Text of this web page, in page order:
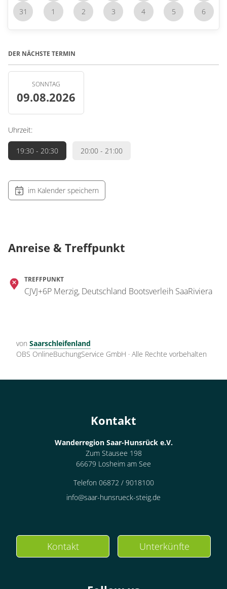
31 1 2 3 4 5 6
DER NÄCHSTE TERMIN
SONNTAG
09.08.2026
Uhrzeit:
19:30 - 20:30 20:00 - 21:00
im Kalender speichern
Anreise & Treffpunkt
TREFFPUNKT
CJVJ+6P Merzig, Deutschland Bootsverleih SaaRiviera
von Saarschleifenland
OBS OnlineBuchungService GmbH · Alle Rechte vorbehalten
Kontakt
Wanderregion Saar-Hunsrück e.V.
Zum Stausee 198
66679 Losheim am See
Telefon 06872 / 9018100
info@saar-hunsrueck-steig.de
Kontakt Unterkünfte